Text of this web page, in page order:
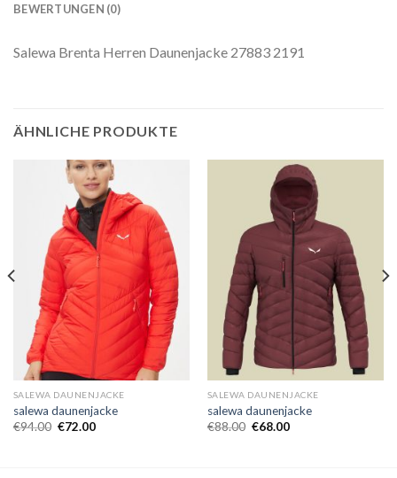
BEWERTUNGEN (0)
Salewa Brenta Herren Daunenjacke 27883 2191
ÄHNLICHE PRODUKTE
SALEWA DAUNENJACKE
salewa daunenjacke
€94.00 €72.00
SALEWA DAUNENJACKE
salewa daunenjacke
€88.00 €68.00